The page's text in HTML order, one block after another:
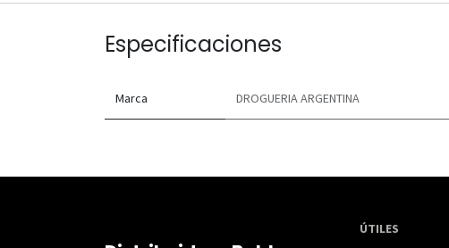
Especificaciones
Marca DROGUERIA ARGENTINA
ÚTILES